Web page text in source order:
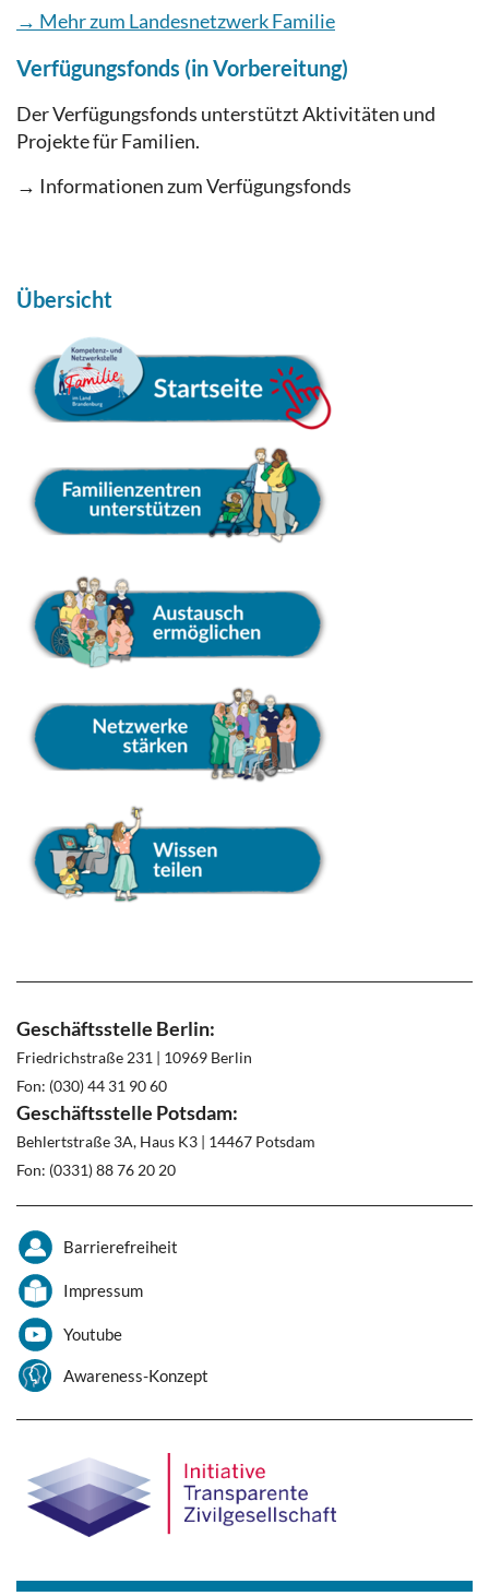
→ Mehr zum Landesnetzwerk Familie
Verfügungsfonds (in Vorbereitung)
Der Verfügungsfonds unterstützt Aktivitäten und
Projekte für Familien.
→ Informationen zum Verfügungsfonds
Übersicht
Geschäftsstelle Berlin:
Friedrichstraße 231 | 10969 Berlin
Fon: (030) 44 31 90 60
Geschäftsstelle Potsdam:
Behlertstraße 3A, Haus K3 | 14467 Potsdam
Fon: (0331) 88 76 20 20
Barrierefreiheit
Impressum
Youtube
Awareness-Konzept